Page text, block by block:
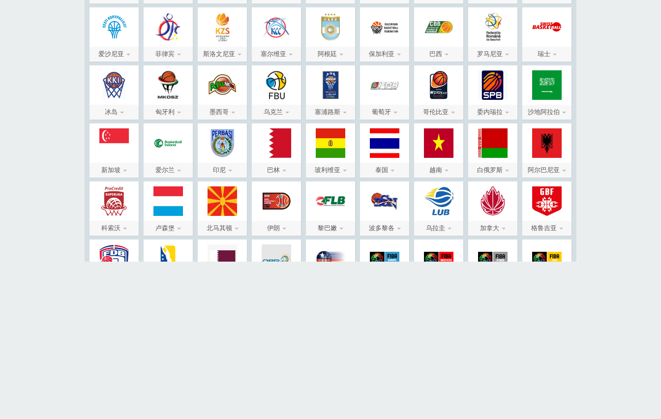
爱沙尼亚 菲律宾 斯洛文尼亚 塞尔维亚 阿根廷 保加利亚 巴西 罗马尼亚 瑞士
冰岛 匈牙利 墨西哥 乌克兰 塞浦路斯 葡萄牙 哥伦比亚 委内瑞拉 沙地阿拉伯
新加坡 爱尔兰 印尼 巴林 玻利维亚 泰国 越南 白俄罗斯 阿尔巴尼亚
科索沃 卢森堡 北马其顿 伊朗 黎巴嫩 波多黎各 乌拉圭 加拿大 格鲁吉亚